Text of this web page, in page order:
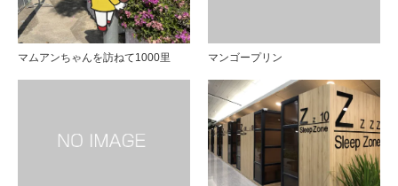
マムアンちゃんを訪ねて1000里 マンゴープリン